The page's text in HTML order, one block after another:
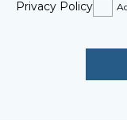
Privacy Policy